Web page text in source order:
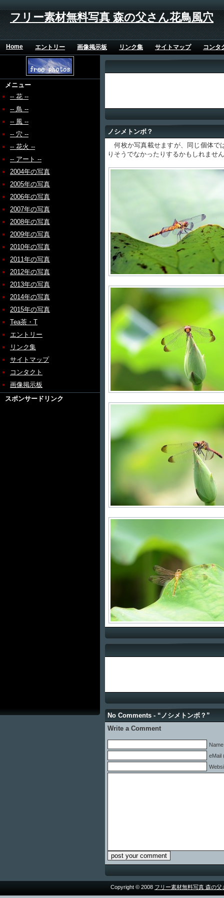
フリー素材無料写真 森の父さん花鳥風穴
Home エントリー 画像掲示板 リンク集 サイトマップ コンタ
メニュー
-- 花 --
-- 鳥 --
-- 風 --
-- 穴 --
-- 花火 --
-- アート --
2004年の写真
2005年の写真
2006年の写真
2007年の写真
2008年の写真
2009年の写真
2010年の写真
2011年の写真
2012年の写真
2013年の写真
2014年の写真
2015年の写真
Tea茶・T
エントリー
リンク集
サイトマップ
コンタクト
画像掲示板
スポンサードリンク
ノシメトンボ？
何枚か写真載せますが、同じ個体で
りそうでなかったりするかもしれませ
No Comments - “ノシメトンボ？”
Write a Comment
eMail
Copyright © 2008 フリー素材無料写真 森の父